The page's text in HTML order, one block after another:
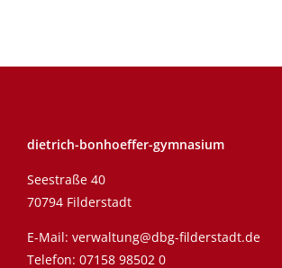
dietrich-bonhoeffer-gymnasium
Seestraße 40
70794 Filderstadt
E-Mail: verwaltung@dbg-filderstadt.de
Telefon: 07158 98502 0